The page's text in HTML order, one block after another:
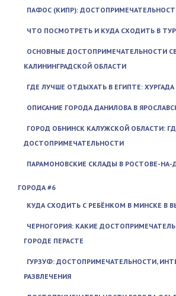
ПАФОС (КИПР):
ЧТО ПОСМОТРЕТЬ И КУДА СХОДИТЬ В
ОСНОВНЫЕ ДОСТОПРИМЕЧАТЕЛЬНОСТИ
КАЛИНИНГРАДСКОЙ ОБЛАСТИ
ГДЕ ЛУЧШЕ ОТДЫХАТЬ В ЕГИПТЕ:
ОПИСАНИЕ ГОРОДА ДАНИЛОВА В
ГОРОД ОБНИНСК КАЛУЖСКОЙ ОБЛАСТИ:
ДОСТОПРИМЕЧАТЕЛЬНОСТИ
ПАРАМОНОВСКИЕ СКЛАДЫ В РОСТОВЕ-НА-
ГОРОДА #6
КУДА СХОДИТЬ С РЕБЁНКОМ В МИНСКЕ В
ЧЕРНОГОРИЯ: КАКИЕ
ГОРОДЕ ПЕРАСТЕ
ГУРЗУФ: ДОСТОПРИМЕЧАТЕЛЬНОСТИ,
РАЗВЛЕЧЕНИЯ